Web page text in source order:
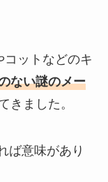
ットなどのキ
ない謎のメー
きました。
ば意味があり